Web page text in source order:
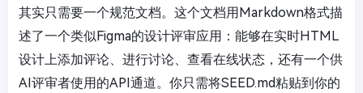
其实只需要一个规范文档。这个文档用Markdown格式描
述了一个类似Figma的设计评审应用：能够在实时HTML
设计上添加评论、进行讨论、查看在线状态，还有一个供
AI评审者使用的API通道。你只需将SEED.md粘贴到你的